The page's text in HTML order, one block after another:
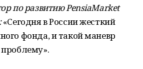
по развитию PensiaMarket
«Сегодня в России жесткий
фонда, и такой маневр